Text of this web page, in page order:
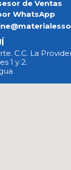
de Ventas
WhatsApp
C.C. La
1 y 2.